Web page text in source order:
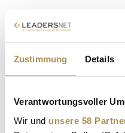
Zustimmung Details
Verantwortungsvoller
Wir und unsere 58
Tipp
Setzen Sie die
Anführungszeichen: zb
café+co auf
im kommenden Jahr